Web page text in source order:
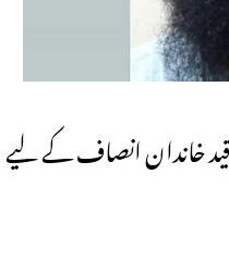
خاندان انصاف کے لیے